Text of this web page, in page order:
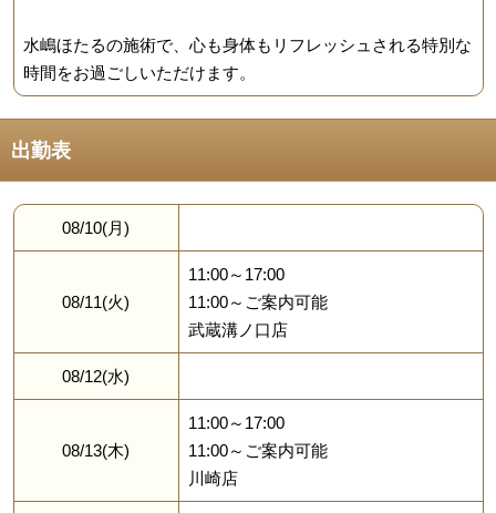
水嶋ほたるの施術で、心も身体もリフレッシュされる特別な
時間をお過ごしいただけます。
出勤表
08/10(月)
08/11(火)
11:00～17:00
11:00～ご案内可能
武蔵溝ノ口店
08/12(水)
08/13(木)
11:00～17:00
11:00～ご案内可能
川崎店